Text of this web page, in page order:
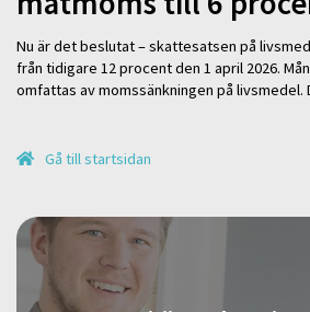
Nu är det beslutat – skattesatsen på
från tidigare 12 procent den 1 april 2026.
omfattas av momssänkningen på
Gå till startsidan